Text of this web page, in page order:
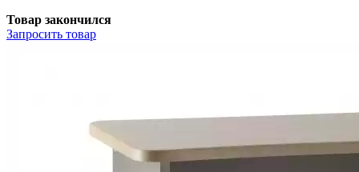
Товар закончился
Запросить товар